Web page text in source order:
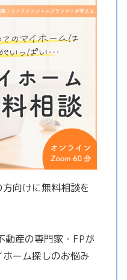
向けに無料相談を
動産の専門家・FPが
ーム探しのお悩み